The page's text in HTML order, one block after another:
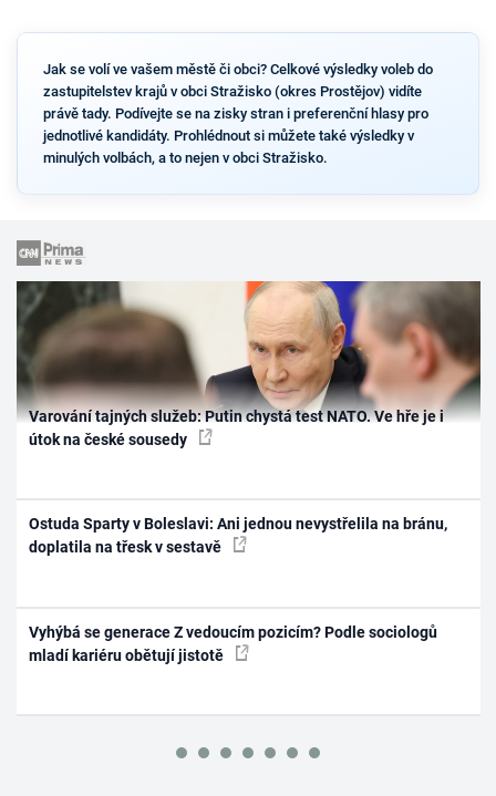
Jak se volí ve vašem městě či obci? Celkové výsledky voleb do
zastupitelstev krajů v obci Stražisko (okres Prostějov) vidíte
právě tady. Podívejte se na zisky stran i preferenční hlasy pro
jednotlivé kandidáty. Prohlédnout si můžete také výsledky v
minulých volbách, a to nejen v obci Stražisko.
Varování tajných služeb: Putin chystá test NATO. Ve hře je i
útok na české sousedy
Ostuda Sparty v Boleslavi: Ani jednou nevystřelila na bránu,
doplatila na třesk v sestavě
Vyhýbá se generace Z vedoucím pozicím? Podle sociologů
mladí kariéru obětují jistotě